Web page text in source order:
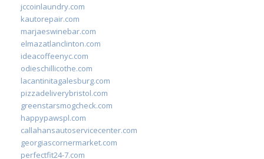
jccoinlaundry.com
kautorepair.com
marjaeswinebar.com
elmazatlanclinton.com
ideacoffeenyc.com
odieschillicothe.com
lacantinitagalesburg.com
pizzadeliverybristol.com
greenstarsmogcheck.com
happypawspl.com
callahansautoservicecenter.com
georgiascornermarket.com
perfectfit24-7.com